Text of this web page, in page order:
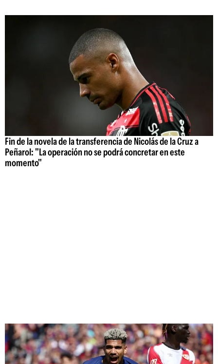
Fin de la novela de la transferencia de Nicolás de la Cruz a
Peñarol: "La operación no se podrá concretar en este
momento"